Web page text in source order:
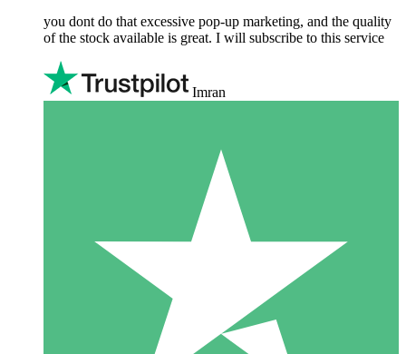
you dont do that excessive pop-up marketing, and the quality
of the stock available is great. I will subscribe to this service
Imran